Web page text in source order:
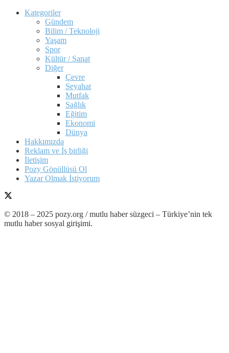
Kategoriler
Gündem
Bilim / Teknoloji
Yaşam
Spor
Kültür / Sanat
Diğer
Çevre
Seyahat
Mutfak
Sağlık
Eğitim
Ekonomi
Dünya
Hakkımızda
Reklam ve İş birliği
İletişim
Pozy Gönüllüsü Ol
Yazar Olmak İstiyorum
© 2018 – 2025 pozy.org / mutlu haber süzgeci – Türkiye’nin tek
mutlu haber sosyal girişimi.